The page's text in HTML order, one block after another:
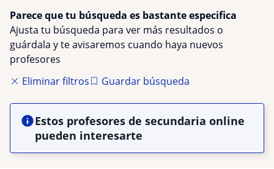
Parece que tu búsqueda es bastante especifica
Ajusta tu búsqueda para ver más resultados o
guárdala y te avisaremos cuando haya nuevos
profesores
Eliminar filtros
Guardar búsqueda
Estos profesores de secundaria online
pueden interesarte